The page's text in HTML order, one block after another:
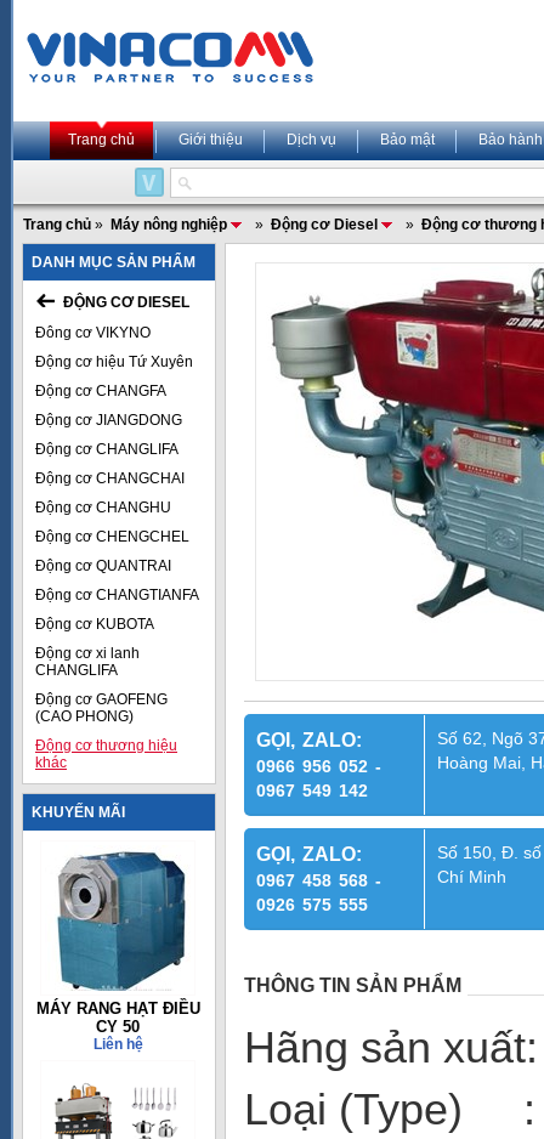
Trang chủ Giới thiệu Dịch vụ Bảo mật Bảo hành
Trang chủ » Máy nông nghiệp » Động cơ Diesel » Động cơ thương
DANH MỤC SẢN PHẨM
ĐỘNG CƠ DIESEL
Đông cơ VIKYNO
Động cơ hiệu Tứ Xuyên
Động cơ CHANGFA
Động cơ JIANGDONG
Động cơ CHANGLIFA
Động cơ CHANGCHAI
Động cơ CHANGHU
Động cơ CHENGCHEL
Động cơ QUANTRAI
Động cơ CHANGTIANFA
Động cơ KUBOTA
Động cơ xi lanh
CHANGLIFA
Động cơ GAOFENG
(CAO PHONG)
Động cơ thương hiệu
khác
KHUYẾN MÃI
MÁY RANG HẠT ĐIỀU
CY 50
Liên hệ
GỌI, ZALO:
0966 956 052 -
0967 549 142
Số 62, Ngõ
Hoàng Mai,
GỌI, ZALO:
0967 458 568 -
0926 575 555
Số 150, Đ.
Chí Minh
THÔNG TIN SẢN PHẨM
Hãng sản
Loại (Type) :